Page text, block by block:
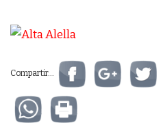
Compartir...